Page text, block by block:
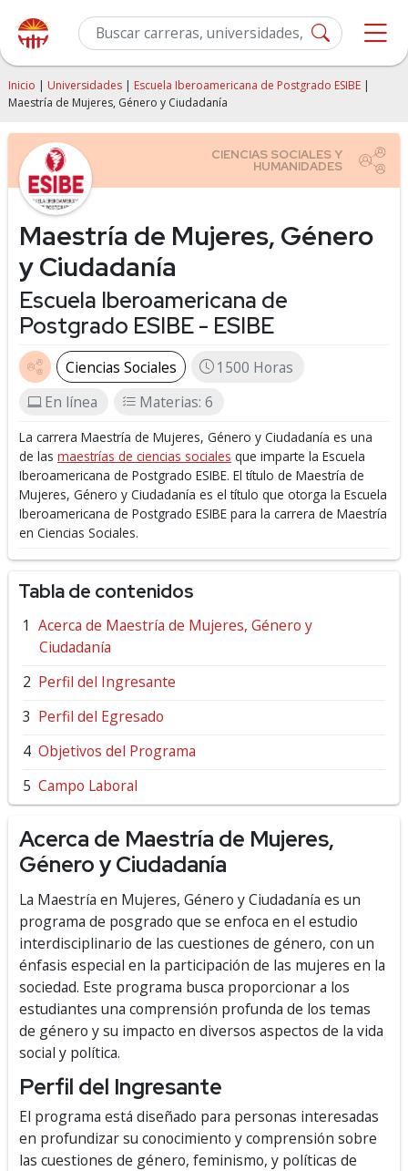
Inicio | Universidades | Escuela Iberoamericana de Postgrado ESIBE |
Maestría de Mujeres, Género y Ciudadanía
Maestría de Mujeres, Género
y Ciudadanía
Escuela Iberoamericana de
Postgrado ESIBE - ESIBE
Ciencias Sociales
1500 Horas
En línea
Materias: 6
La carrera Maestría de Mujeres, Género y Ciudadanía es una
de las maestrías de ciencias sociales que imparte la Escuela
Iberoamericana de Postgrado ESIBE. El título de Maestría de
Mujeres, Género y Ciudadanía es el título que otorga la Escuela
Iberoamericana de Postgrado ESIBE para la carrera de Maestría
en Ciencias Sociales.
Tabla de contenidos
Acerca de Maestría de Mujeres, Género y
Ciudadanía
Perfil del Ingresante
Perfil del Egresado
Objetivos del Programa
Campo Laboral
Acerca de Maestría de Mujeres,
Género y Ciudadanía
La Maestría en Mujeres, Género y Ciudadanía es un
programa de posgrado que se enfoca en el estudio
interdisciplinario de las cuestiones de género, con un
énfasis especial en la participación de las mujeres en la
sociedad. Este programa busca proporcionar a los
estudiantes una comprensión profunda de los temas
de género y su impacto en diversos aspectos de la vida
social y política.
Perfil del Ingresante
El programa está diseñado para personas interesadas
en profundizar su conocimiento y comprensión sobre
las cuestiones de género, feminismo, y políticas de